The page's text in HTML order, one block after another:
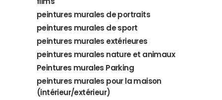
peintures murales de portraits
peintures murales de sport
peintures murales extérieures
peintures murales nature et animaux
Peintures murales Parking
peintures murales pour la maison
(intérieur/extérieur)